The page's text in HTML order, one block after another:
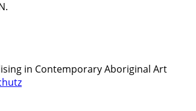
in Contemporary Aboriginal Art